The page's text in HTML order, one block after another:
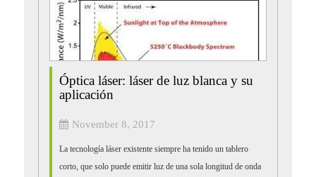
Óptica láser: láser de luz blanca y su
aplicación
November 8, 2017
La tecnología láser existente siempre ha tenido un tablero
corto, que solo puede emitir luz de una sola longitud de onda